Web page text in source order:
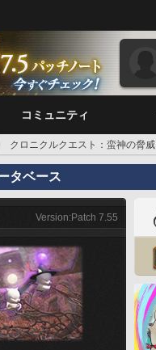
コミュニティ
クロニクルクエスト：蛮神の脅威
タベース
Version:Patch 7.55